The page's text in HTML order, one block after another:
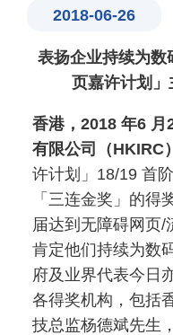
2018-06-26
表扬企业持续为数
页嘉许计划
香港，2018 年6 月
有限公司（HKIRC）
许计划」18/19 首
「三连金奖」的得
届达到无障碍网页/
肯定他们持续为数
府及业界代表今日
各得奖机构，包括
技总监杨德斌先生